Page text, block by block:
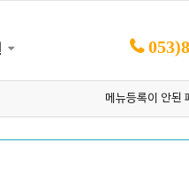
메뉴등록이 안된